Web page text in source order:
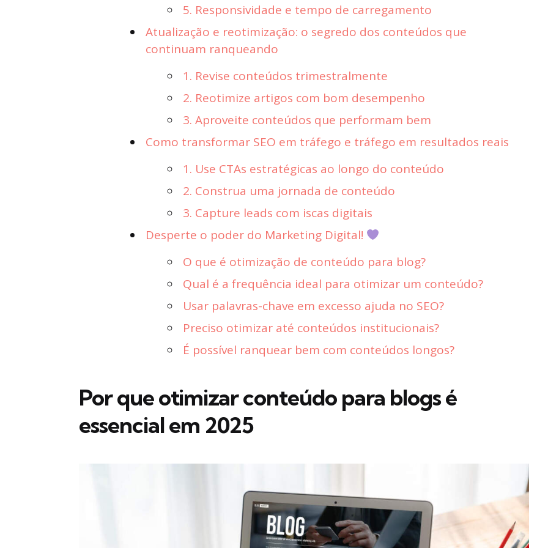
5. Responsividade e tempo de carregamento
Atualização e reotimização: o segredo dos conteúdos que
continuam ranqueando
1. Revise conteúdos trimestralmente
2. Reotimize artigos com bom desempenho
3. Aproveite conteúdos que performam bem
Como transformar SEO em tráfego e tráfego em resultados reais
1. Use CTAs estratégicas ao longo do conteúdo
2. Construa uma jornada de conteúdo
3. Capture leads com iscas digitais
Desperte o poder do Marketing Digital!
O que é otimização de conteúdo para blog?
Qual é a frequência ideal para otimizar um conteúdo?
Usar palavras-chave em excesso ajuda no SEO?
Preciso otimizar até conteúdos institucionais?
É possível ranquear bem com conteúdos longos?
Por que otimizar conteúdo para blogs é
essencial em 2025